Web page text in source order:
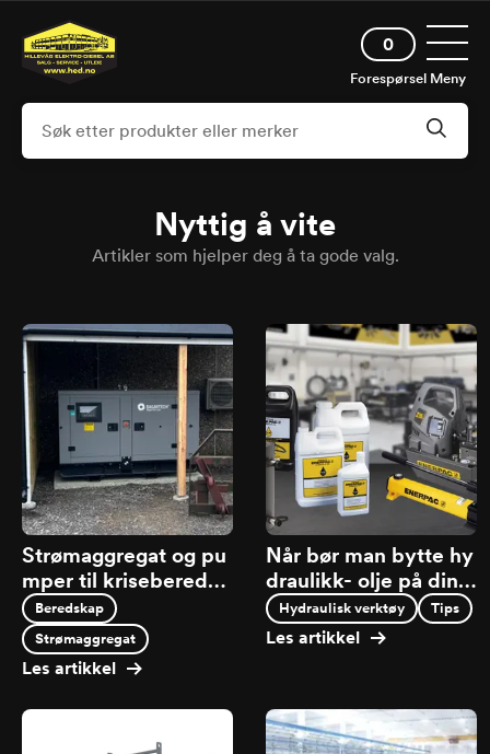
hovedinnhold
0
Forespørsel Meny
Nyttig å vite
Artikler som hjelper deg å ta gode valg.
Strømaggregat og pu
mper til kriseberedsk
ap – kjøp eller leie
Beredskap
Strømaggregat
Les artikkel
Når bør man bytte hy
draulikk- olje på dine
Enerpac produkter?
Hydraulisk verktøy Tips
Les artikkel